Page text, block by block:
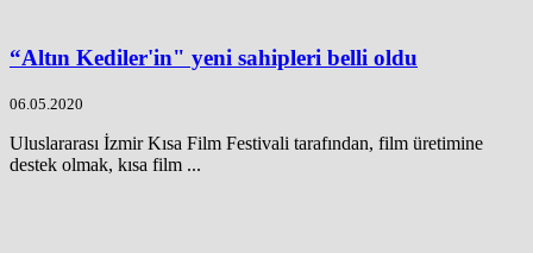
“Altın Kediler'in" yeni sahipleri belli oldu
06.05.2020
Uluslararası İzmir Kısa Film Festivali tarafından, film üretimine
destek olmak, kısa film ...